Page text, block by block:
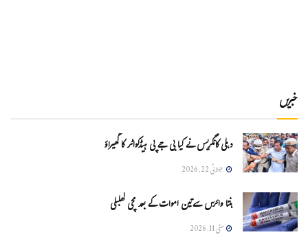
خبریں
دہلی کانگریس نے کیا بی جے پی ہیڈکواٹر کا گھیراؤ
جولائی 22, 2026
ہنتا وائرس سےتین اموات کے بعد مچی کھلبلی
مئی 11, 2026